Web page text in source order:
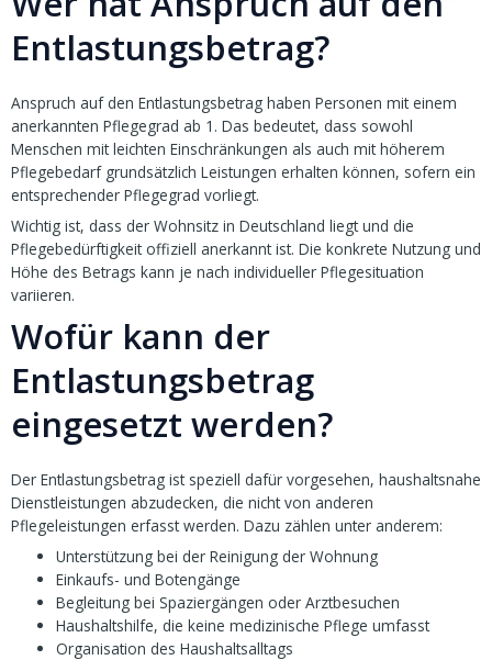
Entlastungsbetrag?
Anspruch auf den Entlastungsbetrag haben Personen mit einem
anerkannten Pflegegrad ab 1. Das bedeutet, dass sowohl
Menschen mit leichten Einschränkungen als auch mit höherem
Pflegebedarf grundsätzlich Leistungen erhalten können, sofern ein
entsprechender Pflegegrad vorliegt.
Wichtig ist, dass der Wohnsitz in Deutschland liegt und die
Pflegebedürftigkeit offiziell anerkannt ist. Die konkrete Nutzung und
Höhe des Betrags kann je nach individueller Pflegesituation
variieren.
Wofür kann der
Entlastungsbetrag
eingesetzt werden?
Der Entlastungsbetrag ist speziell dafür vorgesehen, haushaltsnahe
Dienstleistungen abzudecken, die nicht von anderen
Pflegeleistungen erfasst werden. Dazu zählen unter anderem:
Unterstützung bei der Reinigung der Wohnung
Einkaufs- und Botengänge
Begleitung bei Spaziergängen oder Arztbesuchen
Haushaltshilfe, die keine medizinische Pflege umfasst
Organisation des Haushaltsalltags